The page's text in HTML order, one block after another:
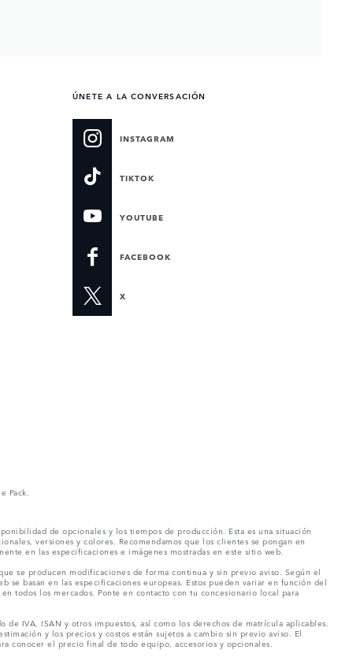
ÚNETE A LA CONVERSACIÓN
INSTAGRAM
TIKTOK
YOUTUBE
FACEBOOK
X
Pack.
de opcionales y los tiempos de producción. Esta es una situación
versiones y colores. Recomendamos que los clientes se pongan en
en las especificaciones e imágenes mostradas en este sitio web.
se producen modificaciones de forma continua y sin previo aviso. Según el
basan en las especificaciones europeas. Estos pueden variar en función del
todos los mercados. Ponte en contacto con tu concesionario local para
IVA, ISAN y otros impuestos, así como los derechos de matrícula aplicables.
y los precios y costos están sujetos a cambio sin previo aviso. El
conocer el precio final de todo equipo, accesorios y opcionales.